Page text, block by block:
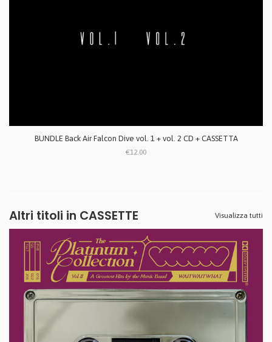
BUNDLE Back Air Falcon Dive vol. 1 + vol. 2 CD + CASSETTA
€12.00
Altri titoli in CASSETTE Visualizza tutti